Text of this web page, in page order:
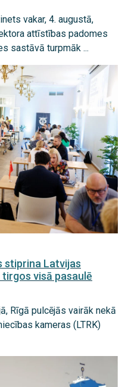
vakar, 4. augustā,
attīstības padomes
sastāvā turpmāk ...
stiprina Latvijas
visā pasaulē
Rīgā pulcējās vairāk nekā
kameras (LTRK)